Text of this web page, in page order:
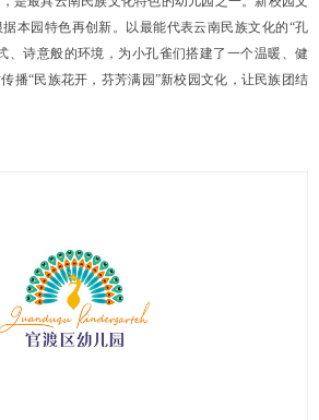
本园特色再创新。以最能代表云南民族文化的“孔
、诗意般的环境，为小孔雀们搭建了一个温暖、健
播“民族花开，芬芳满园”新校园文化，让民族团结